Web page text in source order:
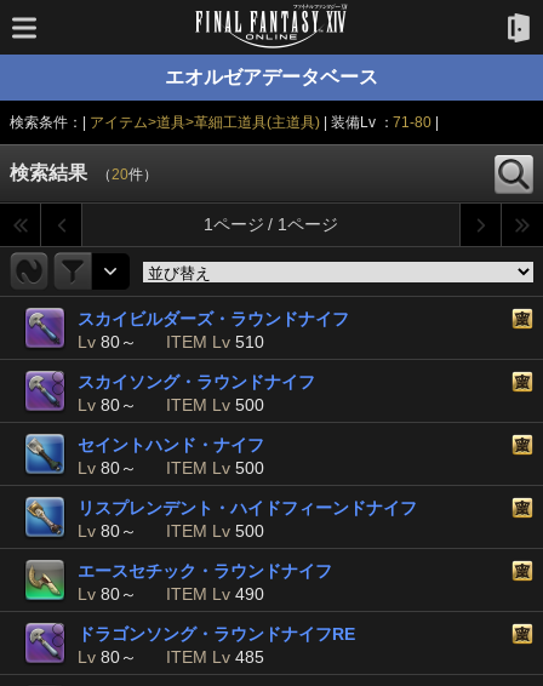
エオルゼアデータベース
検索条件：| アイテム>道具>革細工道具(主道具) | 装備Lv ：71-80
検索結果 （20件）
1ページ / 1ページ
スカイビルダーズ・ラウンドナイフ
Lv 80～ ITEM Lv 510
スカイソング・ラウンドナイフ
Lv 80～ ITEM Lv 500
セイントハンド・ナイフ
Lv 80～ ITEM Lv 500
リスプレンデント・ハイドフィーンドナイフ
Lv 80～ ITEM Lv 500
エースセチック・ラウンドナイフ
Lv 80～ ITEM Lv 490
ドラゴンソング・ラウンドナイフRE
Lv 80～ ITEM Lv 485